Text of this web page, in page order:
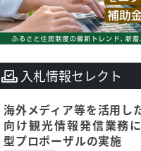
入札情報セレクト
海外メディア等を活用し
向け観光情報発信業務
型プロポーザルの実施